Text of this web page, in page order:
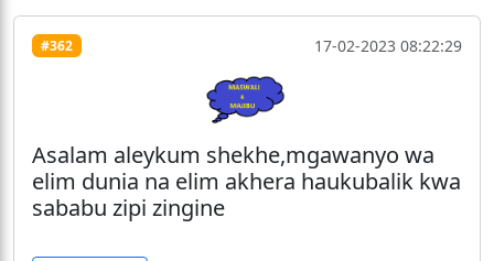
#362 17-02-2023 08:22:29
Asalam aleykum shekhe,mgawanyo wa
elim dunia na elim akhera haukubalik kwa
sababu zipi zingine